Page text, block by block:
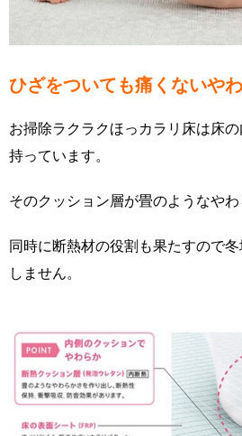
ひざをついても痛くないや
お掃除ラクラクほっカラリ床は床
持っています。
そのクッション層が畳のようなやわ
同時に断熱材の役割も果たすので
しません。